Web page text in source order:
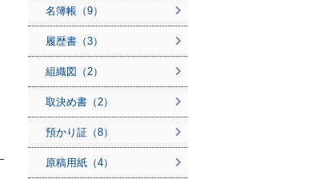
名簿帳（9）
履歴書（3）
組織図（2）
取決め書（2）
預かり証（8）
原稿用紙（4）